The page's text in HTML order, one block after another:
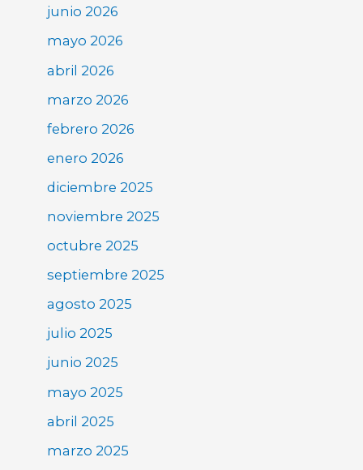
junio 2026
mayo 2026
abril 2026
marzo 2026
febrero 2026
enero 2026
diciembre 2025
noviembre 2025
octubre 2025
septiembre 2025
agosto 2025
julio 2025
junio 2025
mayo 2025
abril 2025
marzo 2025